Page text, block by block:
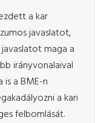
a kar
javaslatot,
maga a
irányvonalaival
a BME-n
a kari
felbomlását.